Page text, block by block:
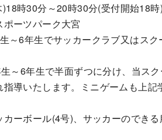
時30分～20時30分(受付開始18時)
ーツパーク大宮
～6年生でサッカークラブ又はス
～6年生で半面ずつに分け、当ス
導いたします。ミニゲームも上記
ーボール(4号)、サッカーのでき